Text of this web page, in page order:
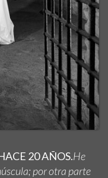
20 AÑOS.He
por otra parte